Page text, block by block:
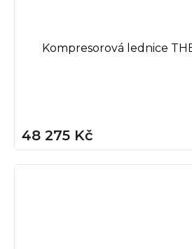
Kompresorová lednice
48 275 Kč